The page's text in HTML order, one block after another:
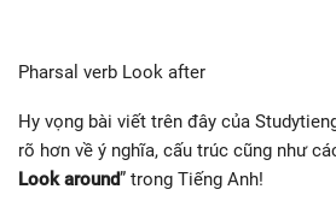
Pharsal verb Look after
Hy vọng bài viết trên đây của
rõ hơn về ý nghĩa, cấu trúc cũng như
Look around” trong Tiếng Anh!